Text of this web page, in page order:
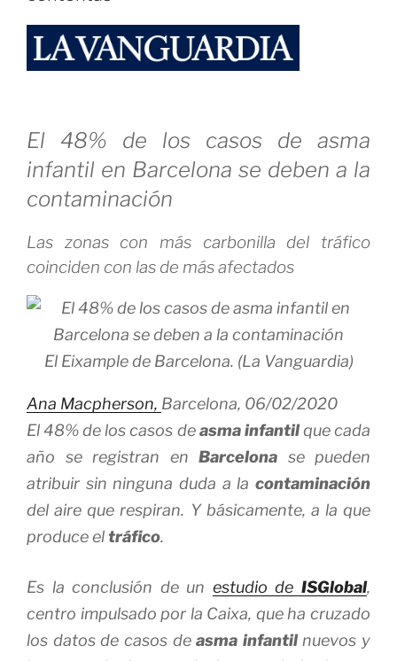
El 48% de los casos de asma
infantil en Barcelona se deben a la
contaminación
Las zonas con más carbonilla del tráfico
coinciden con las de más afectados
El Eixample de Barcelona. (La Vanguardia)
Ana Macpherson, Barcelona, 06/02/2020
El 48% de los casos deasma infantilque cada
año se registran en Barcelona se pueden
atribuir sin ninguna duda a la contaminación
del aire que respiran. Y básicamente, a la que
produce el tráfico.
Es la conclusión de un estudio deISGlobal,
centro impulsado por la Caixa, que ha cruzado
los datos de casos deasma infantil nuevos y